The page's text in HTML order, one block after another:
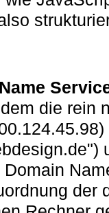
die rein
Domain
der